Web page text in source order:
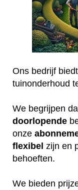
Ons bedrijf
tuinonderhoud
We begrijpen
doorlopende
onze
flexibel zijn en
behoeften.
We bieden